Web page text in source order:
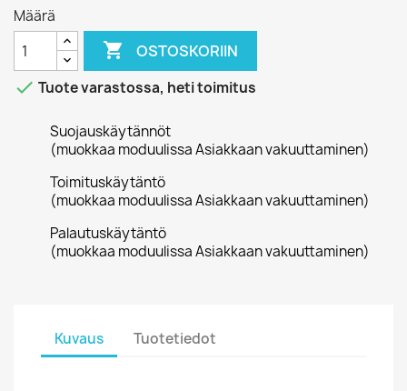
Määrä
 OSTOSKORIIN
 Tuote varastossa, heti toimitus
Suojauskäytännöt
(muokkaa moduulissa Asiakkaan vakuuttaminen)
Toimituskäytäntö
(muokkaa moduulissa Asiakkaan vakuuttaminen)
Palautuskäytäntö
(muokkaa moduulissa Asiakkaan vakuuttaminen)
Kuvaus Tuotetiedot